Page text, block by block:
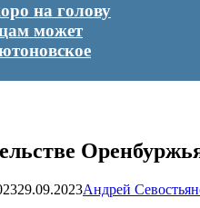
на голову
может
29.09.2023Андрей